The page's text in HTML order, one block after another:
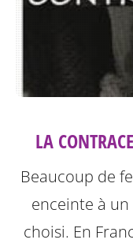
LA
Beaucoup de
enceinte à un
choisi. En